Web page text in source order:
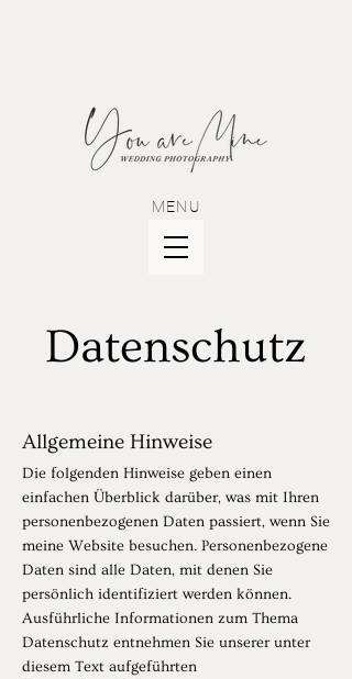
MENU
Datenschutz
Allgemeine Hinweise
Die folgenden Hinweise geben einen
einfachen Überblick darüber, was mit Ihren
personenbezogenen Daten passiert, wenn Sie
meine Website besuchen. Personenbezogene
Daten sind alle Daten, mit denen Sie
persönlich identifiziert werden können.
Ausführliche Informationen zum Thema
Datenschutz entnehmen Sie unserer unter
diesem Text aufgeführten